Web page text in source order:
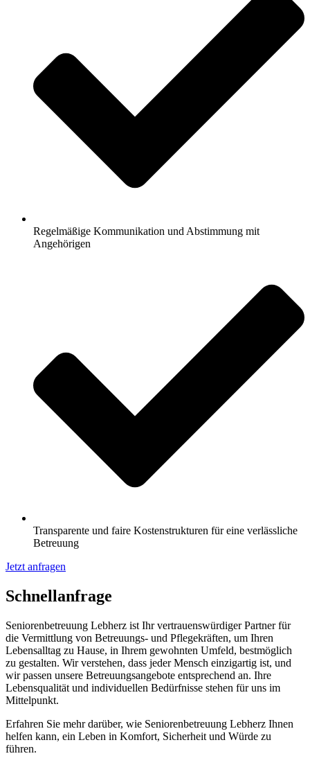
Regelmäßige Kommunikation und Abstimmung mit
Angehörigen
Transparente und faire Kostenstrukturen für eine verlässliche
Betreuung
Jetzt anfragen
Schnell­anfrage
Seniorenbetreuung Lebherz ist Ihr vertrauenswürdiger Partner für
die Vermittlung von Betreuungs- und Pflegekräften, um Ihren
Lebensalltag zu Hause, in Ihrem gewohnten Umfeld, bestmöglich
zu gestalten. Wir verstehen, dass jeder Mensch einzigartig ist, und
wir passen unsere Betreuungsangebote entsprechend an. Ihre
Lebensqualität und individuellen Bedürfnisse stehen für uns im
Mittelpunkt.
Erfahren Sie mehr darüber, wie Seniorenbetreuung Lebherz Ihnen
helfen kann, ein Leben in Komfort, Sicherheit und Würde zu
führen.